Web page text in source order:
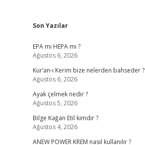
Sidebar
Son Yazılar
EPA mı HEPA mı ?
Ağustos 6, 2026
Kur’an-ı Kerim bize nelerden bahseder ?
Ağustos 6, 2026
Ayak çelmek nedir ?
Ağustos 5, 2026
Bilge Kağan Etil kimdir ?
Ağustos 4, 2026
ANEW POWER KREM nasıl kullanılır ?